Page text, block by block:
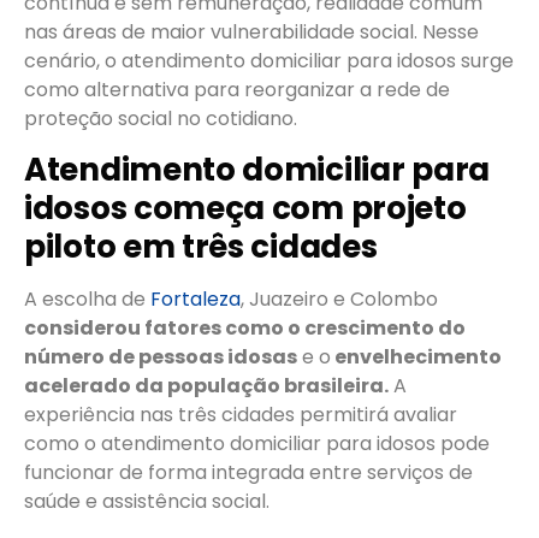
nas áreas de maior vulnerabilidade social. Nesse
cenário, o atendimento domiciliar para idosos surge
como alternativa para reorganizar a rede de
proteção social no cotidiano.
Atendimento domiciliar para
idosos começa com projeto
piloto em três cidades
A escolha de Fortaleza, Juazeiro e Colombo
considerou fatores como o crescimento do
número de pessoas idosase o envelhecimento
acelerado da população brasileira.A
experiência nas três cidades permitirá avaliar
como o atendimento domiciliar para idosos pode
funcionar de forma integrada entre serviços de
saúde e assistência social.